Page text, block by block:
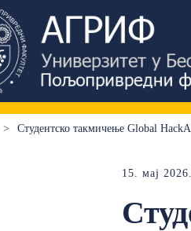
Студентско такмичење Global
15. мај